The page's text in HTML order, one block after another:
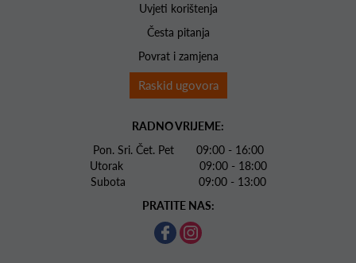
Uvjeti korištenja
Česta pitanja
Povrat i zamjena
Raskid ugovora
RADNO VRIJEME:
Pon. Sri. Čet. Pet 09:00 - 16:00
Utorak 09:00 - 18:00
Subota 09:00 - 13:00
PRATITE NAS: